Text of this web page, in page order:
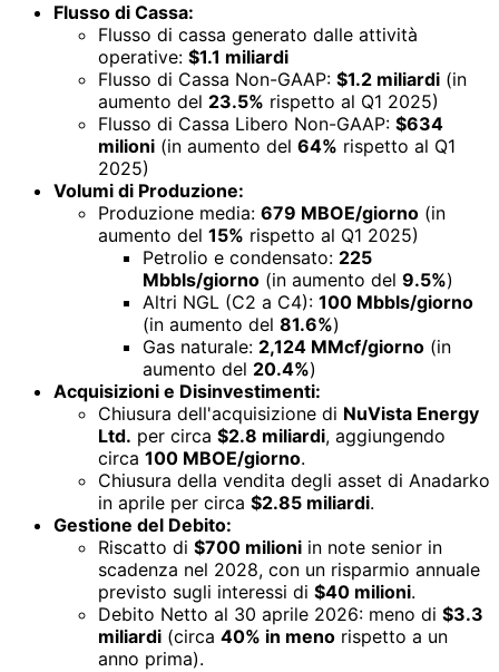
Flusso di Cassa:
Flusso di cassa generato dalle attività
operative: $1.1 miliardi
Flusso di Cassa Non-GAAP: $1.2 miliardi (in
aumento del 23.5% rispetto al Q1 2025)
Flusso di Cassa Libero Non-GAAP: $634
milioni (in aumento del 64% rispetto al Q1
2025)
Volumi di Produzione:
Produzione media: 679 MBOE/giorno (in
aumento del 15% rispetto al Q1 2025)
Petrolio e condensato: 225
Mbbls/giorno (in aumento del 9.5%)
Altri NGL (C2 a C4): 100 Mbbls/giorno
(in aumento del 81.6%)
Gas naturale: 2,124 MMcf/giorno (in
aumento del 20.4%)
Acquisizioni e Disinvestimenti:
Chiusura dell'acquisizione di NuVista Energy
Ltd. per circa $2.8 miliardi, aggiungendo
circa 100 MBOE/giorno.
Chiusura della vendita degli asset di Anadarko
in aprile per circa $2.85 miliardi.
Gestione del Debito:
Riscatto di $700 milioni in note senior in
scadenza nel 2028, con un risparmio annuale
previsto sugli interessi di $40 milioni.
Debito Netto al 30 aprile 2026: meno di $3.3
miliardi (circa 40% in meno rispetto a un
anno prima).